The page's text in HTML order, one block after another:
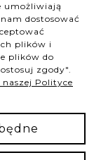
zweryfikowano
Sama
ponieważ
niż w
moje
kremowe i
ręce faceta
jaśniejszy
umożliwiają
dostosować
plików i
plików do
zgody".
Polityce